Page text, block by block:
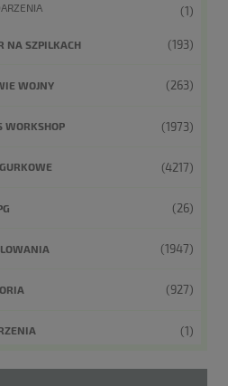
(1)
NA SZPILKACH (193)
WOJNY (263)
WORKSHOP (1973)
(4217)
(26)
(1947)
(927)
(1)